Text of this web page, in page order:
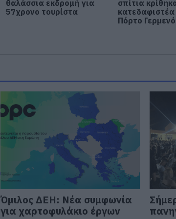
θαλάσσια εκδρομή για
57χρονο τουρίστα
σπίτια
κατεδαφιστέα
Πόρτο Γερμενό
Όμιλος ΔΕΗ: Νέα συμφωνία
για χαρτοφυλάκιο έργων